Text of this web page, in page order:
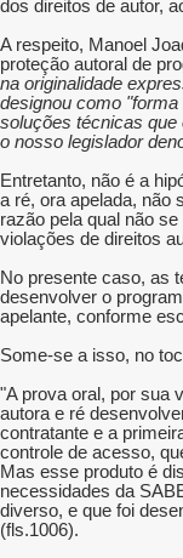
dos direitos de autor,
A respeito, Manoel
proteção autoral de
na originalidade
designou como
soluções técnicas que
o nosso legislador
Entretanto, não é a
a ré, ora apelada, não
razão pela qual não
violações de direitos
No presente caso, as
desenvolver o
apelante, conforme
Some-se a isso, no
"A prova oral, por sua
autora e ré
contratante e a
controle de acesso,
Mas esse produto é
necessidades da
diverso, e que foi
(fls.1006).